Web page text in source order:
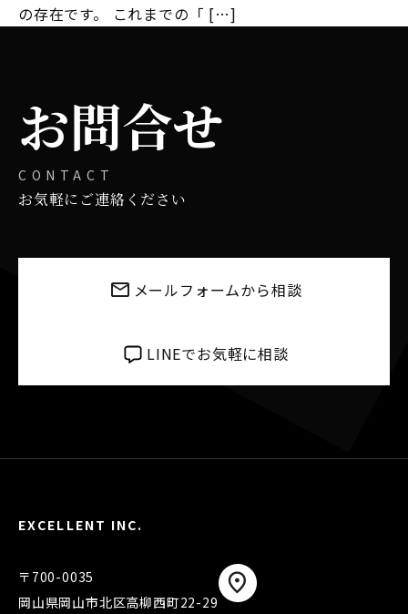
の存在です。 これまでの「 […]
お問合せ
CONTACT
お気軽にご連絡ください
メールフォームから相談
LINEでお気軽に相談
EXCELLENT INC.
〒700-0035
岡山県岡山市北区高柳西町22-29